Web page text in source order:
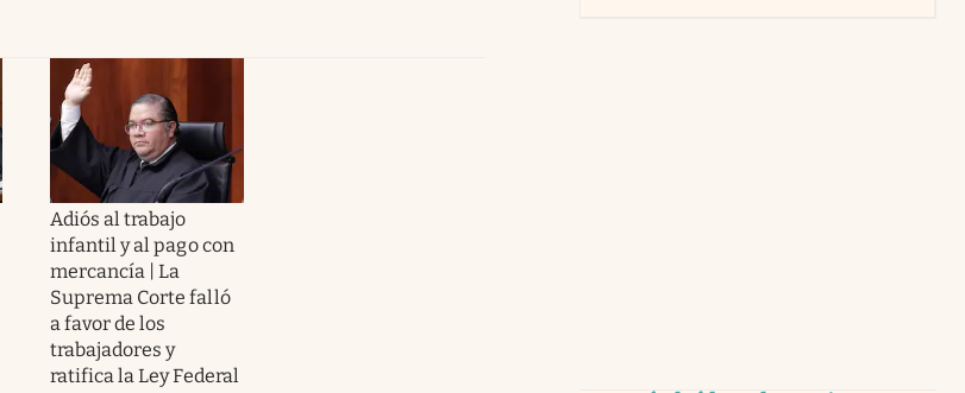
Adiós al trabajo
infantil y al pago con
mercancía | La
Suprema Corte falló
a favor de los
trabajadores y
ratifica la Ley Federal